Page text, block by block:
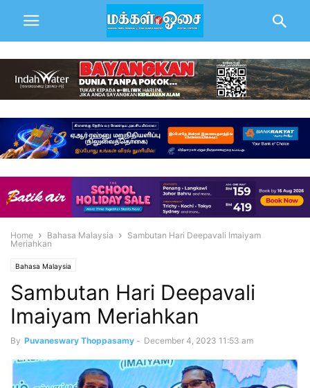
Home Bahasa Malaysia
Sambutan Hari Deepavali Imaiyam
Meriahkan
Bahasa Malaysia
Sambutan Hari Deepavali
Imaiyam Meriahkan
By Puvaneswary Thoppasamy - December 4, 2023 11:53 am